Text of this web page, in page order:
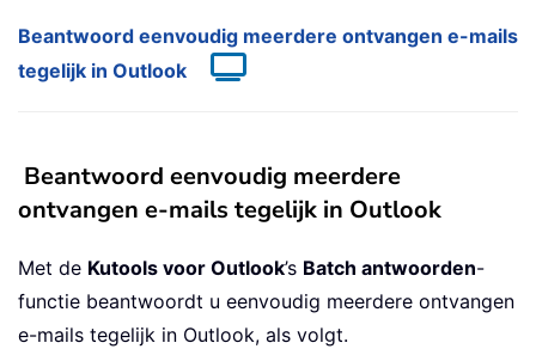
Beantwoord eenvoudig meerdere ontvangen e-mails
tegelijk in Outlook
Beantwoord eenvoudig meerdere
ontvangen e-mails tegelijk in Outlook
Met de Kutools voor Outlook’s Batch antwoorden-
functie beantwoordt u eenvoudig meerdere ontvangen
e-mails tegelijk in Outlook, als volgt.